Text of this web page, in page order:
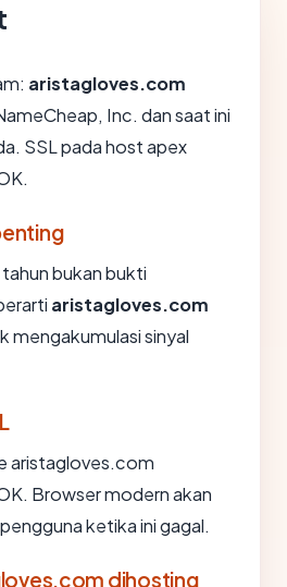
aristagloves.com
Inc. dan saat ini
SSL pada host apex
bukan bukti
aristagloves.com
mengakumulasi sinyal
aristagloves.com
Browser modern akan
ketika ini gagal.
dihosting